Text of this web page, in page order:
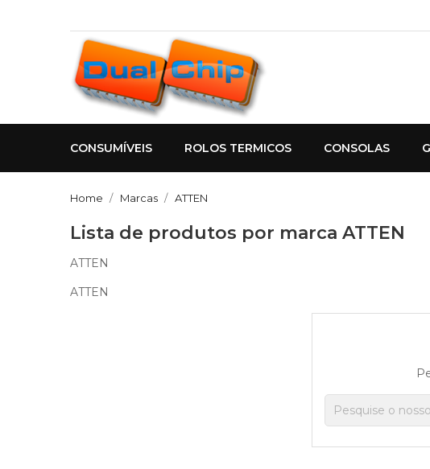
CONSUMÍVEIS ROLOS TERMICOS CONSOLAS
Home Marcas ATTEN
Lista de produtos por marca ATTEN
ATTEN
ATTEN